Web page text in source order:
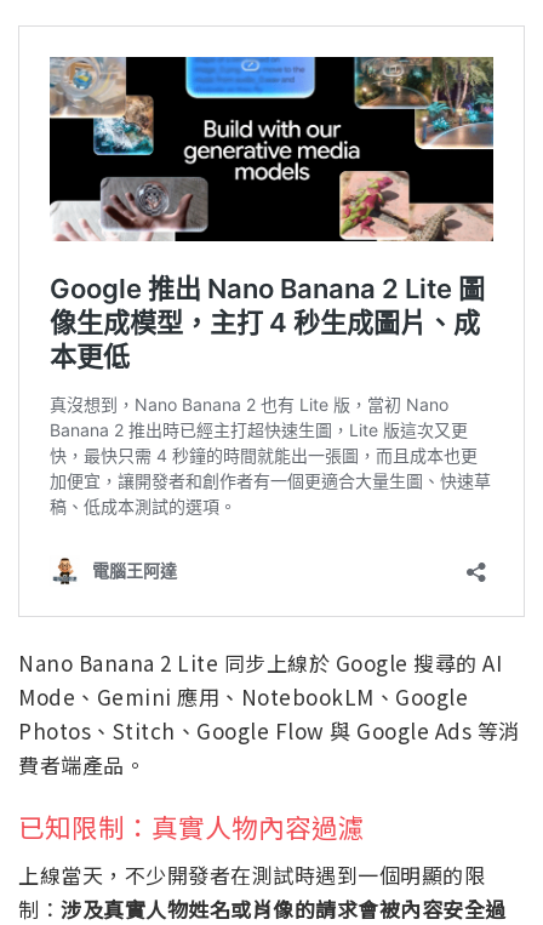
Nano Banana 2 Lite 同步上線於 Google 搜尋的 AI
Mode、Gemini 應用、NotebookLM、Google
Photos、Stitch、Google Flow 與 Google Ads 等消
費者端產品。
已知限制：真實人物內容過濾
上線當天，不少開發者在測試時遇到一個明顯的限
制： 涉及真實人物姓名或肖像的請求會被內容安全過